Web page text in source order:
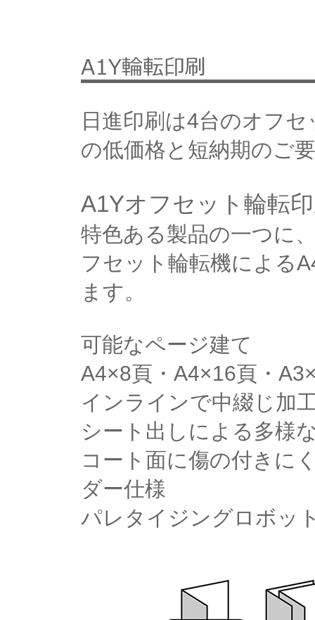
日進印刷は4台のオフ
の低価格と短納期のご
A1Yオフセット輪転
特色ある製品の一つに
フセット輪転機による
ます。
可能なページ建て
A4×8頁・A4×16頁・
インラインで中綴じ加
シート出しによる多様
コート面に傷の付きに
ダー仕様
パレタイジングロボッ